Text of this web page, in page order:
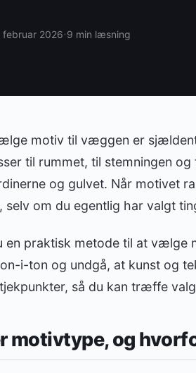
februar 2026·9 min læsning
motiv til væggen er
til rummet, til stemningen
og gulvet. Når motivet
selv om du egentlig har valgt
en praktisk metode til at vælge
i-ton og undgå, at kunst og
så du kan træffe
motivtype, og